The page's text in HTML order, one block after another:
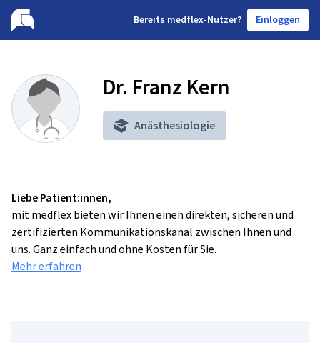
Bereits medflex-Nutzer? Einloggen
Dr. Franz Kern
Anästhesiologie
Liebe Patient:innen,
mit medflex bieten wir Ihnen einen direkten, sicheren und
zertifizierten Kommunikationskanal zwischen Ihnen und
uns. Ganz einfach und ohne Kosten für Sie.
Mehr erfahren